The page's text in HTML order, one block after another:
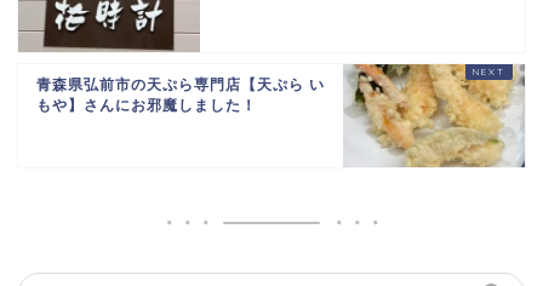
青森県弘前市の天ぷら専門店【天ぷら い
もや】さんにお邪魔しました！